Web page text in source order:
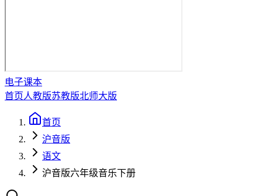
电子课本
首页人教版苏教版北师大版
首页
沪音版
语文
沪音版六年级音乐下册